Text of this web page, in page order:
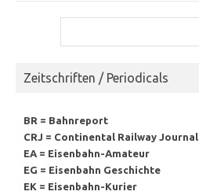
Zeitschriften / Periodicals
BR = Bahnreport
CRJ = Continental Railway Journal
EA = Eisenbahn-Amateur
EG = Eisenbahn Geschichte
EK = Eisenbahn-Kurier